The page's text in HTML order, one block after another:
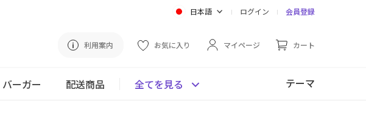
日本語 ログイン 会員登録
利用案内 お気に入り マイページ カート
バーガー 配送商品 全てを見る テーマ